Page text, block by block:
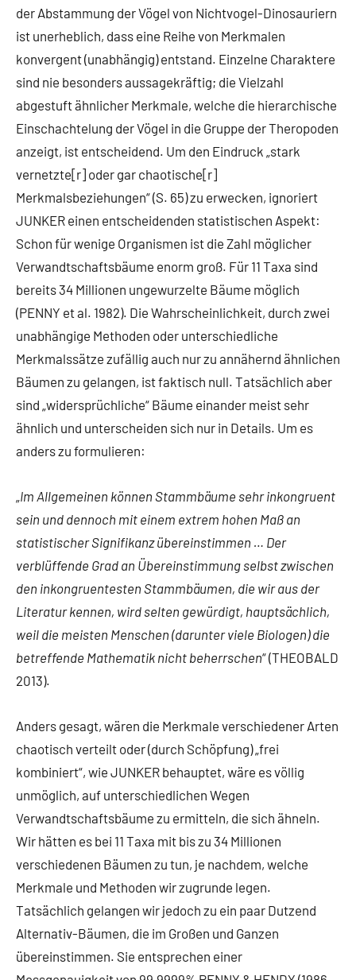
der Abstammung der Vögel von Nichtvogel-Dinosauriern
ist unerheblich, dass eine Reihe von Merkmalen
konvergent (unabhängig) entstand. Einzelne Charaktere
sind nie besonders aussagekräftig; die Vielzahl
abgestuft ähnlicher Merkmale, welche die hierarchische
Einschachtelung der Vögel in die Gruppe der Theropoden
anzeigt, ist entscheidend. Um den Eindruck „stark
vernetzte[r] oder gar chaotische[r]
Merkmalsbeziehungen“ (S. 65) zu erwecken, ignoriert
JUNKER einen entscheidenden statistischen Aspekt:
Schon für wenige Organismen ist die Zahl möglicher
Verwandtschaftsbäume enorm groß. Für 11 Taxa sind
bereits 34 Millionen ungewurzelte Bäume möglich
(PENNY et al. 1982). Die Wahrscheinlichkeit, durch zwei
unabhängige Methoden oder unterschiedliche
Merkmalssätze zufällig auch nur zu annähernd ähnlichen
Bäumen zu gelangen, ist faktisch null. Tatsächlich aber
sind „widersprüchliche“ Bäume einander meist sehr
ähnlich und unterscheiden sich nur in Details. Um es
anders zu formulieren:
Im Allgemeinen können Stammbäume sehr inkongruent
sein und dennoch mit einem extrem hohen Maß an
statistischer Signifikanz übereinstimmen … Der
verblüffende Grad an Übereinstimmung selbst zwischen
den inkongruentesten Stammbäumen, die wir aus der
Literatur kennen, wird selten gewürdigt, hauptsächlich,
weil die meisten Menschen (darunter viele Biologen) die
betreffende Mathematik nicht beherrschen“ (THEOBALD
2013).
Anders gesagt, wären die Merkmale verschiedener Arten
chaotisch verteilt oder (durch Schöpfung) „frei
kombiniert“, wie JUNKER behauptet, wäre es völlig
unmöglich, auf unterschiedlichen Wegen
Verwandtschaftsbäume zu ermitteln, die sich ähneln.
Wir hätten es bei 11 Taxa mit bis zu 34 Millionen
verschiedenen Bäumen zu tun, je nachdem, welche
Merkmale und Methoden wir zugrunde legen.
Tatsächlich gelangen wir jedoch zu ein paar Dutzend
Alternativ-Bäumen, die im Großen und Ganzen
übereinstimmen. Sie entsprechen einer